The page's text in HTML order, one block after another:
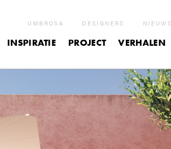
UMBROSA DESIGNERS NIEUWS
INSPIRATIE PROJECT VERHALEN